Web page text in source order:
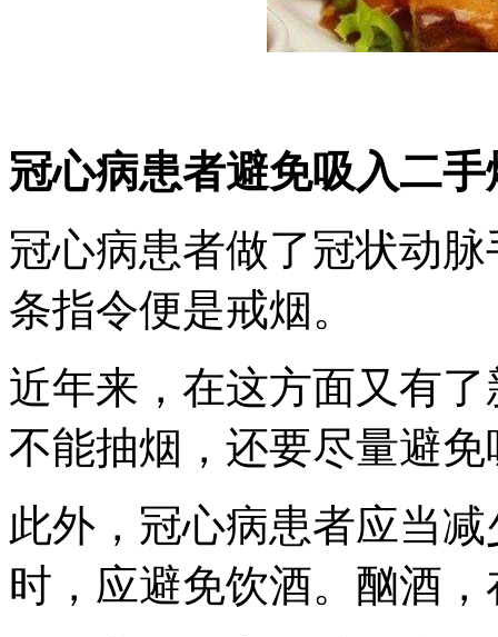
冠心病患者避免吸入二手
冠心病患者做了冠状动
条指令便是戒烟。
近年来，在这方面又有
不能抽烟，还要尽量避
此外，冠心病患者应当
时，应避免饮酒。酗酒